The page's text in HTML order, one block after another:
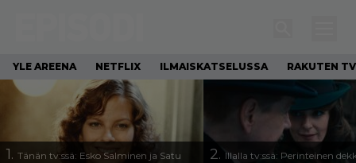
YLE AREENA NETFLIX ILMAISKATSELUSSA RAKUTEN TV
1. Tänän tv:ssä: Esko Salminen ja Satu
2. Illalla tv:ssä: Perinteinen